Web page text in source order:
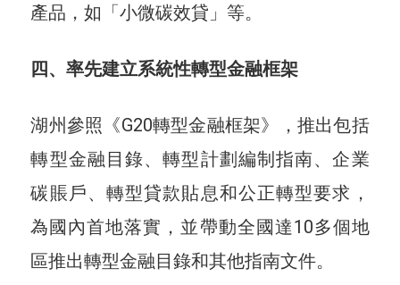
產品，如「小微碳效貸」等。
四、率先建立系統性轉型金融框架
湖州參照《G20轉型金融框架》，推出包括
轉型金融目錄、轉型計劃編制指南、企業
碳賬戶、轉型貸款貼息和公正轉型要求，
為國內首地落實，並帶動全國達10多個地
區推出轉型金融目錄和其他指南文件。